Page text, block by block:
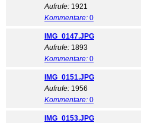
Aufrufe: 1921
Kommentare: 0
IMG_0147.JPG
Aufrufe: 1893
Kommentare: 0
IMG_0151.JPG
Aufrufe: 1956
Kommentare: 0
IMG_0153.JPG